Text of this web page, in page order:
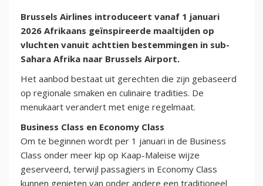
Brussels Airlines introduceert vanaf 1 januari
2026 Afrikaans geïnspireerde maaltijden op
vluchten vanuit achttien bestemmingen in sub-
Sahara Afrika naar Brussels Airport.
Het aanbod bestaat uit gerechten die zijn gebaseerd
op regionale smaken en culinaire tradities. De
menukaart verandert met enige regelmaat.
Business Class en Economy Class
Om te beginnen wordt per 1 januari in de Business
Class onder meer kip op Kaap-Maleise wijze
geserveerd, terwijl passagiers in Economy Class
kunnen genieten van onder andere een traditioneel